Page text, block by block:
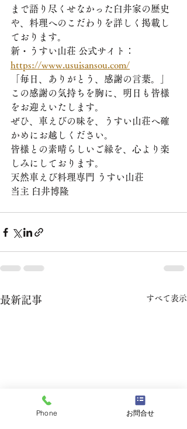
まで語り尽くせなかった臼井家の歴史
や、料理へのこだわりを詳しく掲載し
ております。
新・うすい山荘 公式サイト：
https://www.usuisansou.com/
「毎日、ありがとう、感謝の言葉。」
この感謝の気持ちを胸に、明日も皆様
をお迎えいたします。
ぜひ、車えびの味を、うすい山荘へ確
かめにお越しください。
皆様との素晴らしいご縁を、心より楽
しみにしております。
天然車えび料理専門 うすい山荘
当主 臼井博隆
最新記事 すべて表示
Phone お問合せ